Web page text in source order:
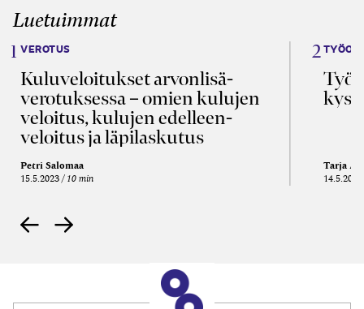
Luetuimmat
VEROTUS
Kulu­veloitukset arvon­lisä­
verotuksessa – omien kulujen
veloitus, kulujen edelleen­
veloitus ja läpi­laskutus
Petri Salomaa
15.5.2023 10 min
Tarja
14.5.2021